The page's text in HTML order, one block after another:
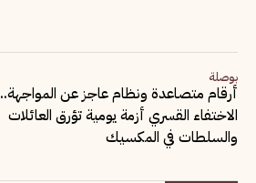
بوصلة
أرقام متصاعدة ونظام عاجز عن المواجهة..
الاختفاء القسري أزمة يومية تؤرق العائلات
والسلطات في المكسيك